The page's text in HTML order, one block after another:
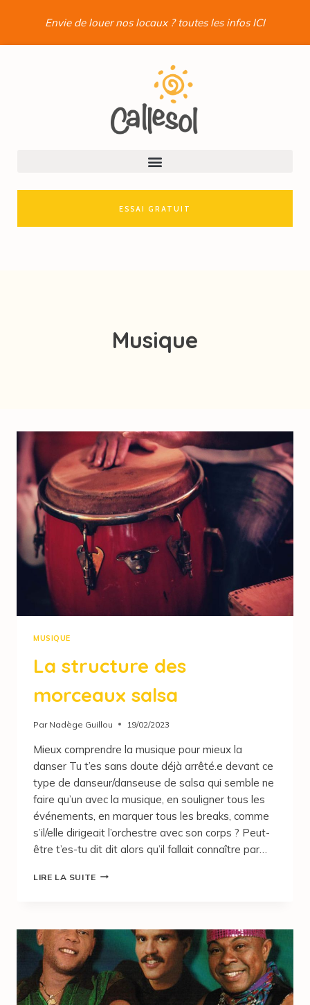
Envie de louer nos locaux ? toutes les infos ICI
ESSAI GRATUIT
Musique
MUSIQUE
La structure des
morceaux salsa
Par Nadège Guillou 19/02/2023
Mieux comprendre la musique pour mieux la
danser Tu t’es sans doute déjà arrêté.e devant ce
type de danseur/danseuse de salsa qui semble ne
faire qu’un avec la musique, en souligner tous les
événements, en marquer tous les breaks, comme
s’il/elle dirigeait l’orchestre avec son corps ? Peut-
être t’es-tu dit dit alors qu’il fallait connaître par…
LIRE LA SUITE